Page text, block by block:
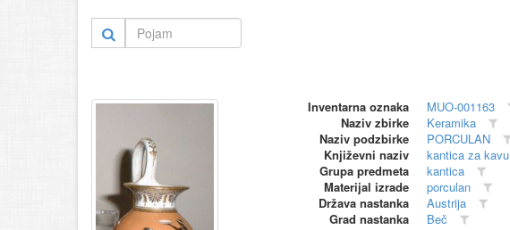
Inventarna oznaka
MUO-001163
Naziv zbirke
Keramika
Naziv podzbirke
PORCULAN
Književni naziv
kantica za kavu
Grupa predmeta
kantica
Materijal izrade
porculan
Država nastanka
Austrija
Grad nastanka
Beč